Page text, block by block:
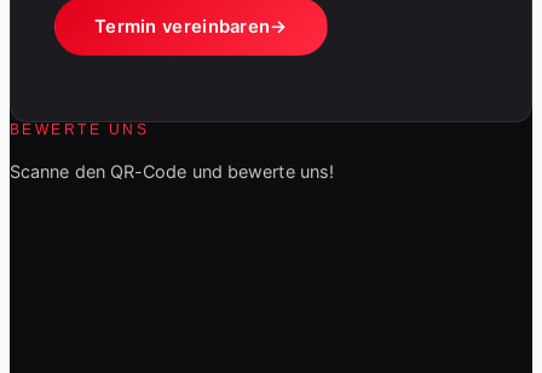
Termin vereinbaren
BEWERTE UNS
Scanne den QR-Code und bewerte uns!